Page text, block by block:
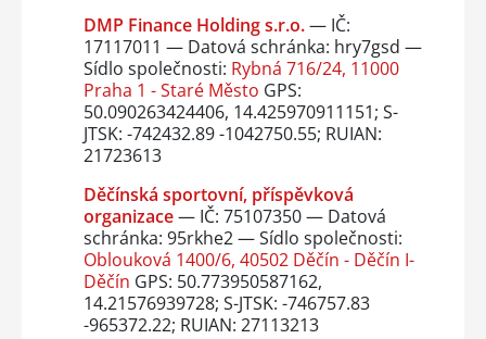
DMP Finance Holding s.r.o.— IČ:
17117011 — Datová schránka: hry7gsd —
Sídlo společnosti: Rybná 716/24, 11000
Praha 1 - Staré Město GPS:
50.090263424406, 14.425970911151; S-
JTSK: -742432.89 -1042750.55; RUIAN:
21723613
Děčínská sportovní, příspěvková
organizace— IČ: 75107350 — Datová
schránka: 95rkhe2 — Sídlo společnosti:
Oblouková 1400/6, 40502 Děčín - Děčín I-
Děčín GPS: 50.773950587162,
14.21576939728; S-JTSK: -746757.83
-965372.22; RUIAN: 27113213